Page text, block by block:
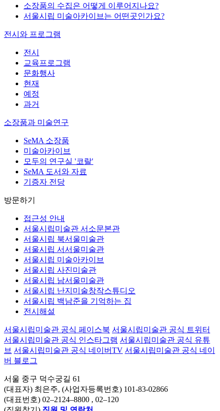
소장품의 수집은 어떻게 이루어지나요?
서울시립 미술아카이브는 어떤곳인가요?
전시와 프로그램
전시
교육프로그램
문화행사
현재
예정
과거
소장품과 미술연구
SeMA 소장품
미술아카이브
모두의 연구실 '코랄'
SeMA 도서와 자료
기증자 전당
방문하기
접근성 안내
서울시립미술관 서소문본관
서울시립 북서울미술관
서울시립 서서울미술관
서울시립 미술아카이브
서울시립 사진미술관
서울시립 남서울미술관
서울시립 난지미술창작스튜디오
서울시립 백남준을 기억하는 집
전시해설
서울시립미술관 공식 페이스북 서울시립미술관 공식 트위터
서울시립미술관 공식 인스타그램 서울시립미술관 공식 유튜
브 서울시립미술관 공식 네이버TV 서울시립미술관 공식 네이
버 블로그
서울 중구 덕수궁길 61
(대표자) 최은주, (사업자등록번호) 101-83-02866
(대표번호) 02–2124–8800 , 02–120